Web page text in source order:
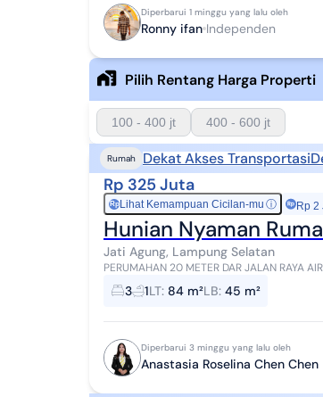
Diperbarui 1 minggu yang lalu oleh
Ronny ifan Independen
Pilih Rentang Harga Properti
100 - 400 jt 400 - 600 jt
Rumah Dekat Akses Transportasi
Rp 325 Juta
RpLihat Kemampuan Cicilan-mu ⓘ Rp 2
Hunian Nyaman
Jati Agung, Lampung Selatan
PERUMAHAN 20 METER DAR JALAN RAYA AIR AMAN , BERSIH , BANYAK SUMUR BOR LISTRIK SUASANA SEJUK
3 1LT: 84 m²LB: 45 m²
Diperbarui 3 minggu yang lalu oleh
Anastasia Roselina Chen Chen